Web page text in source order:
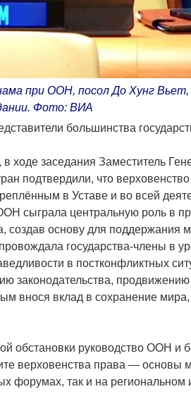
при ООН, посол До Хунг
Фото: ВИА
большинства
ходе заседания Заместитель
подтвердили, что
в Уставе и во всей
сыграла центральную роль в
создав основу для поддержания
государства-члены в
в постконфликтных
законодательства, продвижению
внося вклад в сохранение мира,
обстановки руководство ООН и
верховенства права — основы
форумах, так и на